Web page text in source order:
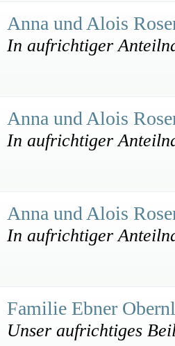
Anna und Alois
In aufrichtiger
Anna und Alois
In aufrichtiger
Anna und Alois
In aufrichtiger
Familie Ebner
Unser aufrichtiges